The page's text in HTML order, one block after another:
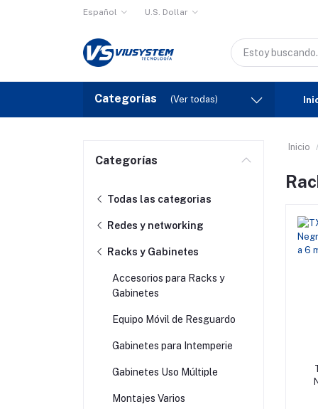
Español U.S. Dollar
Categorías (Ver todas)
Categorías
Todas las categorias
Redes y networking
Racks y Gabinetes
Accesorios para Racks y
Gabinetes
Equipo Móvil de Resguardo
Gabinetes para Intemperie
Gabinetes Uso Múltiple
Montajes Varios
Inicio